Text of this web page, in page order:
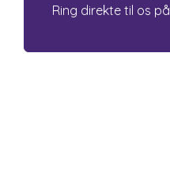
Ring direkte til os på